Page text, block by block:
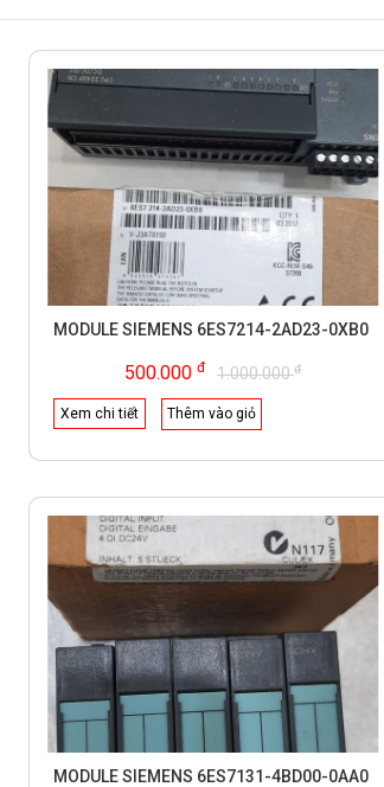
MODULE SIEMENS 6ES7214-2AD23-0XB0
500.000đ 1.000.000đ
Xem chi tiết Thêm vào giỏ
MODULE SIEMENS 6ES7131-4BD00-0AA0